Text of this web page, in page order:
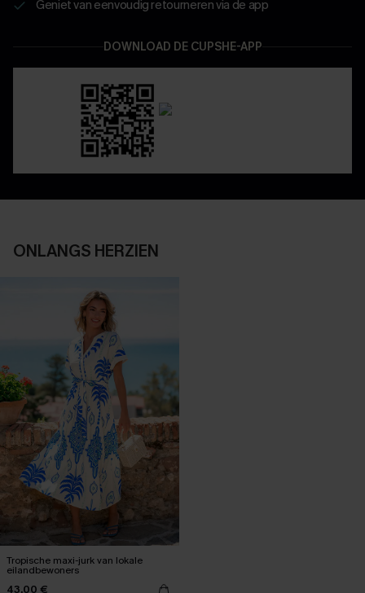
Geniet van eenvoudig retourneren via de app
DOWNLOAD DE CUPSHE-APP
ONLANGS HERZIEN
Tropische maxi-jurk van lokale
eilandbewoners
43,00 €